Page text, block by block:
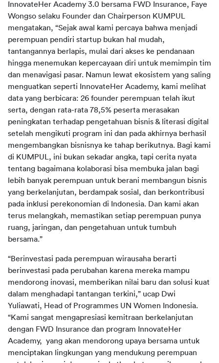
InnovateHer Academy 3.0 bersama FWD Insurance, Faye
Wongso selaku Founder dan Chairperson KUMPUL
mengatakan, “Sejak awal kami percaya bahwa menjadi
perempuan pendiri startup bukan hal mudah,
tantangannya berlapis, mulai dari akses ke pendanaan
hingga menemukan kepercayaan diri untuk memimpin tim
dan menavigasi pasar. Namun lewat ekosistem yang saling
menguatkan seperti InnovateHer Academy, kami melihat
data yang berbicara: 26 founder perempuan telah ikut
serta, dengan rata-rata 78,5% peserta merasakan
peningkatan terhadap pengetahuan bisnis & literasi digital
setelah mengikuti program ini dan pada akhirnya berhasil
mengembangkan bisnisnya ke tahap berikutnya. Bagi kami
di KUMPUL, ini bukan sekadar angka, tapi cerita nyata
tentang bagaimana kolaborasi bisa membuka jalan bagi
lebih banyak perempuan untuk berani membangun bisnis
yang berkelanjutan, berdampak sosial, dan berkontribusi
pada inklusi perekonomian di Indonesia. Dan kami akan
terus melangkah, memastikan setiap perempuan punya
ruang, jaringan, dan pengetahuan untuk tumbuh
“Berinvestasi pada perempuan wirausaha berarti
berinvestasi pada perubahan karena mereka mampu
mendorong inovasi, memberikan nilai baru dan solusi kuat
dalam menghadapi tantangan terkini,” ucap Dwi
Yuliawati, Head of Programmes UN Women Indonesia.
“Kami sangat mengapresiasi kemitraan berkelanjutan
dengan FWD Insurance dan program InnovateHer
Academy,  yang akan mendorong upaya bersama untuk
menciptakan lingkungan yang mendukung perempuan